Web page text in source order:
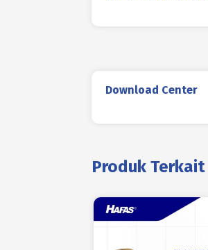
Download Center
Produk Terkait